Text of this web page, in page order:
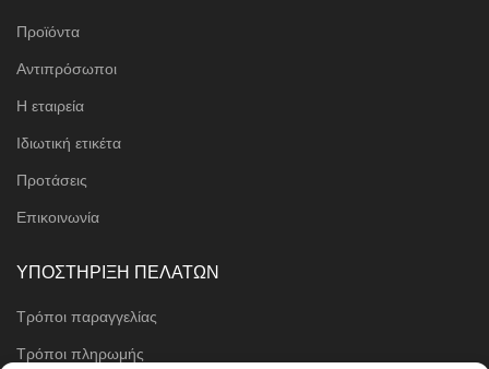
Προϊόντα
Αντιπρόσωποι
Η εταιρεία
Ιδιωτική ετικέτα
Προτάσεις
Επικοινωνία
ΥΠΟΣΤΗΡΙΞΗ ΠΕΛΑΤΩΝ
Τρόποι παραγγελίας
Τρόποι πληρωμής